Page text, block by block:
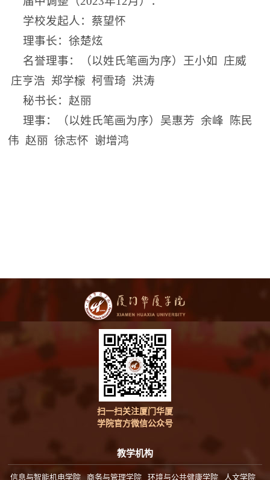
学校发起人：蔡望怀
理事长：徐楚炫
名誉理事：（以姓氏笔画为序）王小如 庄威
庄亨浩 郑学檬 柯雪琦 洪涛
秘书长：赵丽
理事：（以姓氏笔画为序）吴惠芳 余峰 陈民
伟 赵丽 徐志怀 谢增鸿
扫一扫关注厦门华厦
学院官方微信公众号
教学机构
信息与智能机电学院 商务与管理学院 环境与公共健康学院 人文学院